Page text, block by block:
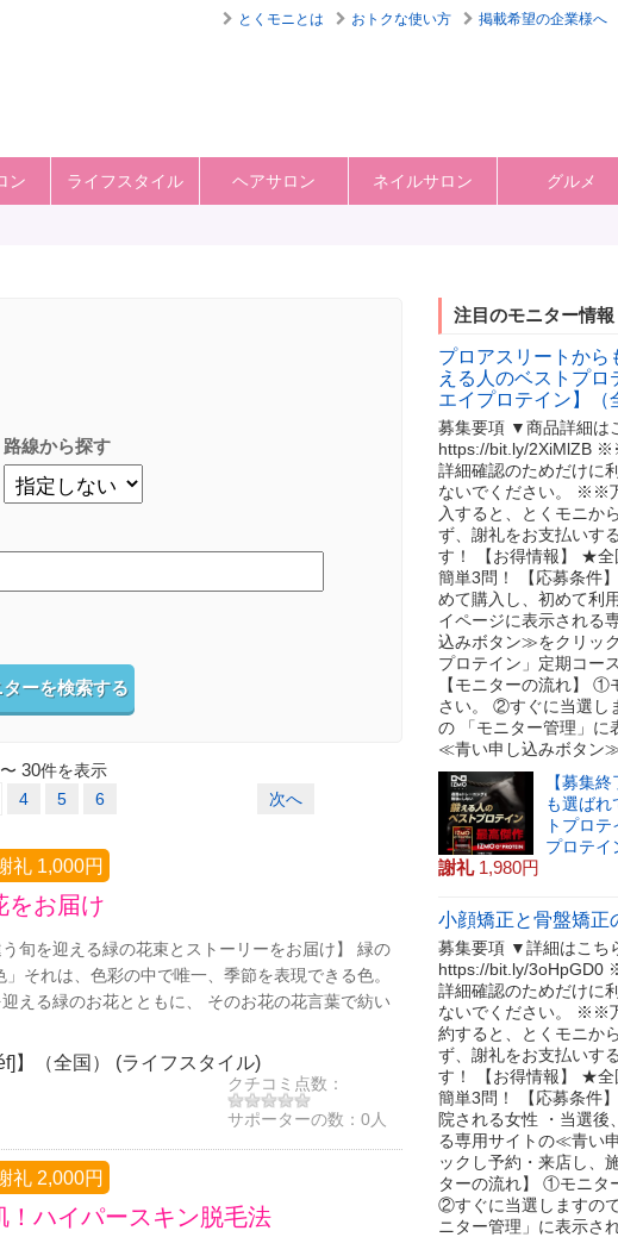
とくモニとは おトクな使い方 掲載希望の企業様へ
ン ライフスタイル ヘアサロン ネイルサロン グルメ
路線から探す
ーを検索する
〜 30件を表示
4 5 6 次へ
礼 1,000円
をお届け
う旬を迎える緑の花束とストーリーをお届け】 緑の
それは、色彩の中で唯一、季節を表現できる色。
える緑のお花とともに、 そのお花の花言葉で紡い
】（全国） (ライフスタイル)
クチコミ点数：
サポーターの数： 0人
礼 2,000円
！ハイパースキン脱毛法
注目のモニター情報
プロアスリートから
える人のベストプロ
エイプロテイン】（
募集要項 ▼商品詳細は
https://bit.ly/2XiMlZB
詳細確認のためだけに
ないでください。 ※※
入すると、とくモニか
ず、謝礼をお支払いす
す！ 【お得情報】 ★
簡単3問！ 【応募条件
めて購入し、初めて利
イページに表示される
込みボタン≫をクリッ
プロテイン」定期コー
【モニターの流れ】 ①
さい。 ②すぐに当選し
の 「モニター管理」に
≪青い申し込みボタ
【募集
も選ばれ
トプロ
プロテイ
謝礼 1,980円
小顔矯正と骨盤矯正
募集要項 ▼詳細はこち
https://bit.ly/3oHpGD0
詳細確認のためだけに
ないでください。 ※※
約すると、とくモニか
ず、謝礼をお支払いす
す！ 【お得情報】 ★
簡単3問！ 【応募条件
院される女性 ・当選後
る専用サイトの≪青い
ックし予約・来店し、
ターの流れ】 ①モニタ
②すぐに当選しますの
ニター管理」に表示さ